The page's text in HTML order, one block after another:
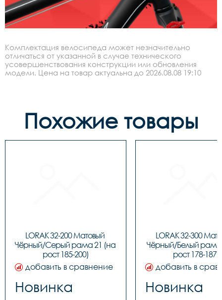
Комплектация велосипеда может незначительно
отличаться от указанной в случае технического
усовершенствования конструкции или обновления
модели. Цена на товар актуальна до 2026.08.08 19:10
Похожие товары
LORAK 32-200 Матовый
Чёрный/Серый рама 21 (на
рост 185-200)
добавить в сравнение
Новинка
LORAK 32-300
Чёрный/Белый рама
рост 178-187)
добавить в
Новинка